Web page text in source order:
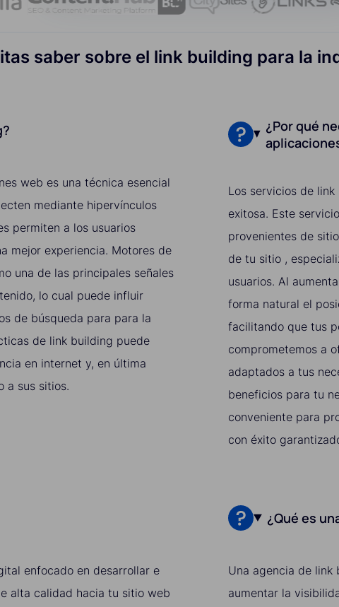
saber sobre el link building para la
web es una técnica esencial
mediante hipervínculos
permiten a los usuarios
mejor experiencia. Motores de
una de las principales señales
lo cual puede influir
de búsqueda para para la
de link building puede
en internet y, en última
a sus sitios.
¿Por qué
Los servicios de
exitosa. Este
provenientes de
de tu sitio ,
usuarios. Al
forma natural el
facilitando que tus
comprometemos a
adaptados a tus
beneficios para tu
conveniente para
con éxito
enfocado en desarrollar e
alta calidad hacia tu sitio web
¿Qué es
Una agencia de link
aumentar la